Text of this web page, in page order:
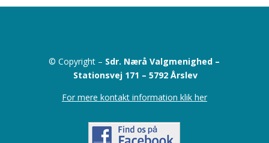
© Copyright – Sdr. Nærå Valgmenighed –
Stationsvej 171 –5792 Årslev
For mere kontakt information klik her